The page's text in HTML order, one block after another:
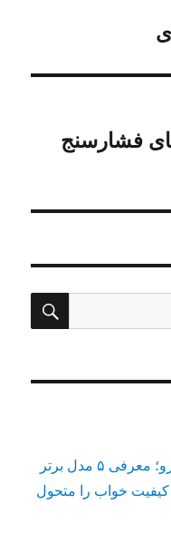
فشارسنج
۵ مدل برتر
۶ عادت که کیفیت خواب را متحول